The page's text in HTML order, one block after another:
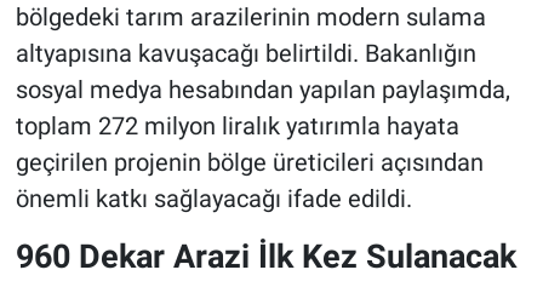
bölgedeki tarım arazilerinin modern sulama
altyapısına kavuşacağı belirtildi. Bakanlığın
sosyal medya hesabından yapılan paylaşımda,
toplam 272 milyon liralık yatırımla hayata
geçirilen projenin bölge üreticileri açısından
önemli katkı sağlayacağı ifade edildi.
960 Dekar Arazi İlk Kez Sulanacak